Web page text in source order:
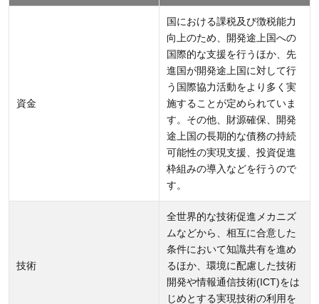
タ
公平
資金
国における課税及び徴税能力
向上のため、開発途上国への
国際的な支援を行うほか、先
進国が開発途上国に対して行
う国際協力活動をより多く実
施することが定められていま
す。その他、財源確保、開発
途上国の長期的な債務の持続
可能性の実現支援、投資促進
枠組みの導入などを行うので
す。
技術
全世界的な技術促進メカニズ
ムなどから、相互に合意した
条件において知識共有を進め
るほか、環境に配慮した技術
開発や情報通信技術(ICT)をは
じめとする実現技術の利用を